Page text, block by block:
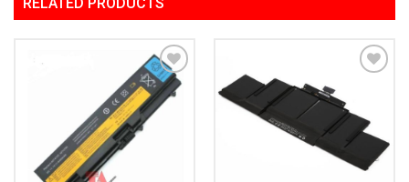
Add to
Wishlist